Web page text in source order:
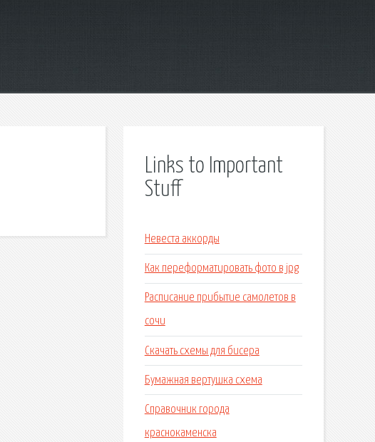
Links to Important
Stuff
Невеста аккорды
Как переформатировать фото в jpg
Расписание прибытие самолетов в
сочи
Скачать схемы для бисера
Бумажная вертушка схема
Справочник города
краснокаменска